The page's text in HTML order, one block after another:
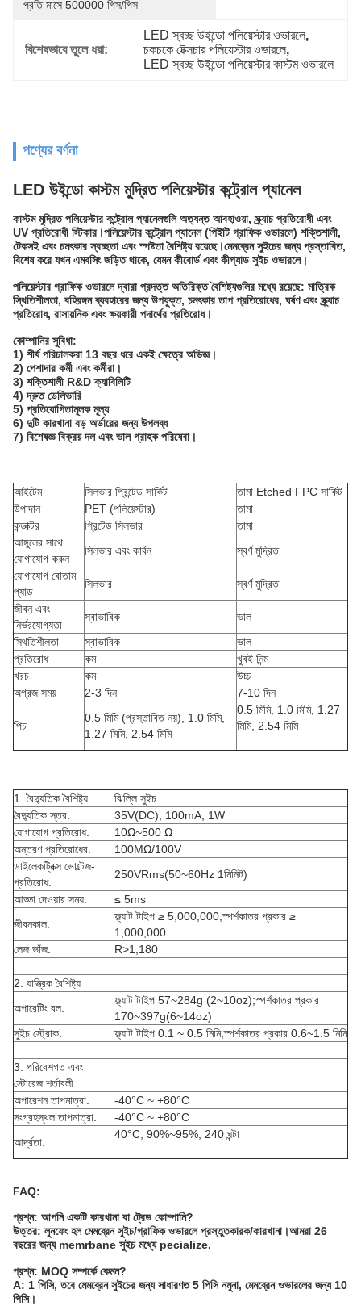
প্রতি মাসে 500000 পিস/পিস
বিশেষভাবে তুলে ধরা:
LED স্বচ্ছ উইন্ডো পলিয়েস্টার ওভারলে,
চকচকে টেক্সচার পলিয়েস্টার ওভারলে,
LED স্বচ্ছ উইন্ডো পলিয়েস্টার কাস্টম ওভারলে
পণ্যের বর্ণনা
LED উইন্ডো কাস্টম মুদ্রিত পলিয়েস্টার কন্ট্রোল প্যানেল
কাস্টম মুদ্রিত পলিয়েস্টার কন্ট্রোল প্যানেলগুলি অত্যন্ত আবহাওয়া, স্ক্র্যাচ প্রতিরোধী এবং
UV প্রতিরোধী স্টিকার।পলিয়েস্টার কন্ট্রোল প্যানেল (পিইটি গ্রাফিক ওভারলে) শক্তিশালী,
টেকসই এবং চমৎকার স্বচ্ছতা এবং স্পষ্টতা বৈশিষ্ট্য রয়েছে।মেমব্রেন সুইচের জন্য প্রস্তাবিত,
বিশেষ করে যখন এমবসিং জড়িত থাকে, যেমন কীবোর্ড এবং কীপ্যাড সুইচ ওভারলে।
পলিয়েস্টার গ্রাফিক ওভারলে দ্বারা প্রদত্ত অতিরিক্ত বৈশিষ্ট্যগুলির মধ্যে রয়েছে: মাত্রিক
স্থিতিশীলতা, বহিরঙ্গন ব্যবহারের জন্য উপযুক্ত, চমৎকার তাপ প্রতিরোধের, ঘর্ষণ এবং স্ক্র্যাচ
প্রতিরোধ, রাসায়নিক এবং ক্ষয়কারী পদার্থের প্রতিরোধ।
কোম্পানির সুবিধা:
1) শীর্ষ পরিচালকরা 13 বছর ধরে একই ক্ষেত্রে অভিজ্ঞ।
2) পেশাদার কর্মী এবং কর্মীরা।
3) শক্তিশালী R&D ক্যাবিলিটি
4) দ্রুত ডেলিভারি
5) প্রতিযোগিতামূলক মূল্য
6) দুটি কারখানা বড় অর্ডারের জন্য উপলব্ধ
7) বিশেষজ্ঞ বিক্রয় দল এবং ভাল গ্রাহক পরিষেবা।
আইটেম সিলভার প্রিন্টেড সার্কিট
তামা Etched FPC সার্কিট
উপাদান
PET (পলিয়েস্টার)
তামা
কন্ডাক্টর
প্রিন্টেড সিলভার
তামা
আঙ্গুলের সাথে
যোগাযোগ করুন
সিলভার এবং কার্বন
স্বর্ণ মুদ্রিত
যোগাযোগ বোতাম
প্যাড
সিলভার
স্বর্ণ মুদ্রিত
জীবন এবং
নির্ভরযোগ্যতা
স্বাভাবিক
ভাল
স্থিতিশীলতা
স্বাভাবিক
ভাল
প্রতিরোধ
কম
খুবই নিন্ম
খরচ
কম
উচ্চ
অগ্রজ সময়
2-3 দিন 7-10 দিন
পিচ
0.5 মিমি (প্রস্তাবিত নয়), 1.0 মিমি,
1.27 মিমি, 2.54 মিমি
0.5 মিমি, 1.0 মিমি, 1.27
মিমি, 2.54 মিমি
1. বৈদ্যুতিক বৈশিষ্ট্য
ঝিল্লি সুইচ
বৈদ্যুতিক স্তর:
35V(DC), 100mA, 1W
যোগাযোগ প্রতিরোধ:
10Ω~500 Ω
অন্তরণ প্রতিরোধের:
100MΩ/100V
ডাইলেকট্রিক্স ভোল্টেজ-
প্রতিরোধ:
250VRms(50~60Hz 1মিনিট)
আড্ডা দেওয়ার সময়:
≤ 5ms
জীবনকাল:
ফ্ল্যাট টাইপ ≥ 5,000,000;স্পর্শকাতর প্রকার ≥
1,000,000
লেজ ভাঁজ:
R>1,180
2. যান্ত্রিক বৈশিষ্ট্য
অপারেটিং বল:
ফ্ল্যাট টাইপ 57~284g (2~10oz);স্পর্শকাতর প্রকার
170~397g(6~14oz)
সুইচ স্ট্রোক:
ফ্ল্যাট টাইপ 0.1 ~ 0.5 মিমি;স্পর্শকাতর প্রকার 0.6~1.5 মিমি
3. পরিবেশগত এবং
স্টোরেজ শর্তাবলী
অপারেশন তাপমাত্রা:
-40°C ~ +80°C
সংগ্রহস্থল তাপমাত্রা:
-40°C ~ +80°C
আর্দ্রতা:
40°C, 90%~95%, 240 ঘন্টা
FAQ:
প্রশ্ন: আপনি একটি কারখানা বা ট্রেড কোম্পানি?
উত্তর: লুনফেং হল মেমব্রেন সুইচ/গ্রাফিক ওভারলে প্রস্তুতকারক/কারখানা।আমরা 26
বছরের জন্য memrbane সুইচ মধ্যে pecialize.
প্রশ্ন: MOQ সম্পর্কে কেমন?
A: 1 পিসি, তবে মেমব্রেন সুইচের জন্য সাধারণত 5 পিসি নমুনা, মেমব্রেন ওভারলের জন্য 10
পিসি।